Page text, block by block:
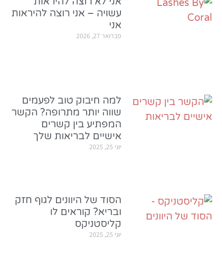
עשויה – אני רוצה להיראות
אני
פברואר 27, 2026
למה חיבוק טוב לפעמים
שווה יותר מתרופה? הקשר
המפתיע בין קשרים
אישיים לבריאות שלך
יוני 25, 2025
הסוד של היוונים לגוף חזק
ובריא? קוראים לו
קליסטניקס
יוני 25, 2025